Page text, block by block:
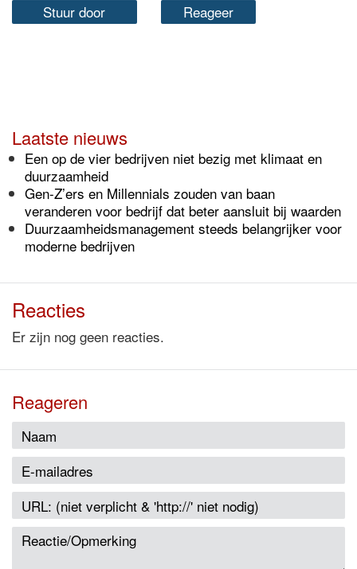
Stuur door Reageer
Laatste nieuws
Een op de vier bedrijven niet bezig met klimaat en
duurzaamheid
Gen-Z’ers en Millennials zouden van baan
veranderen voor bedrijf dat beter aansluit bij waarden
Duurzaamheidsmanagement steeds belangrijker voor
moderne bedrijven
Reacties
Er zijn nog geen reacties.
Reageren